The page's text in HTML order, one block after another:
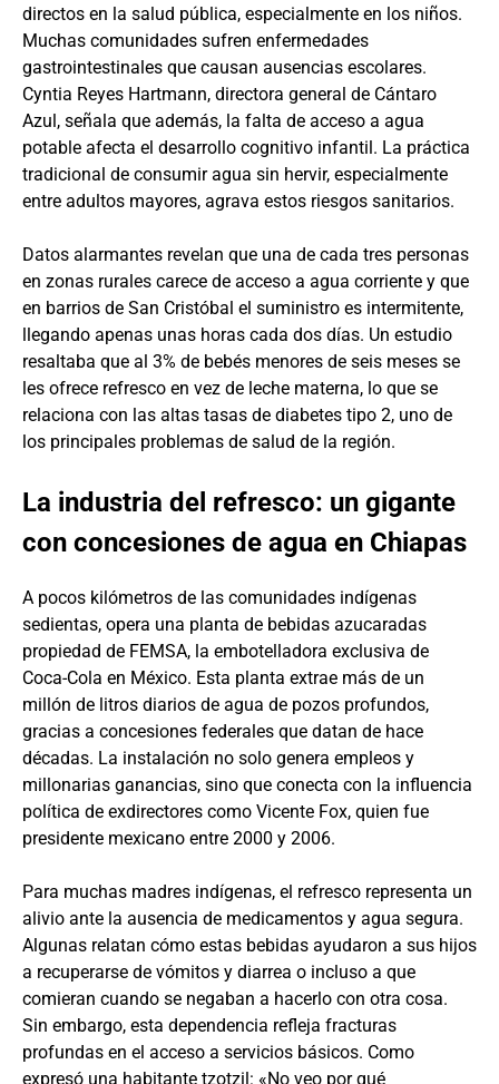
directos en la salud pública, especialmente en los niños.
Muchas comunidades sufren enfermedades
gastrointestinales que causan ausencias escolares.
Cyntia Reyes Hartmann, directora general de Cántaro
Azul, señala que además, la falta de acceso a agua
potable afecta el desarrollo cognitivo infantil. La práctica
tradicional de consumir agua sin hervir, especialmente
entre adultos mayores, agrava estos riesgos sanitarios.
Datos alarmantes revelan que una de cada tres personas
en zonas rurales carece de acceso a agua corriente y que
en barrios de San Cristóbal el suministro es intermitente,
llegando apenas unas horas cada dos días. Un estudio
resaltaba que al 3% de bebés menores de seis meses se
les ofrece refresco en vez de leche materna, lo que se
relaciona con las altas tasas de diabetes tipo 2, uno de
los principales problemas de salud de la región.
La industria del refresco: un gigante
con concesiones de agua en Chiapas
A pocos kilómetros de las comunidades indígenas
sedientas, opera una planta de bebidas azucaradas
propiedad de FEMSA, la embotelladora exclusiva de
Coca-Cola en México. Esta planta extrae más de un
millón de litros diarios de agua de pozos profundos,
gracias a concesiones federales que datan de hace
décadas. La instalación no solo genera empleos y
millonarias ganancias, sino que conecta con la influencia
política de exdirectores como Vicente Fox, quien fue
presidente mexicano entre 2000 y 2006.
Para muchas madres indígenas, el refresco representa un
alivio ante la ausencia de medicamentos y agua segura.
Algunas relatan cómo estas bebidas ayudaron a sus hijos
a recuperarse de vómitos y diarrea o incluso a que
comieran cuando se negaban a hacerlo con otra cosa.
Sin embargo, esta dependencia refleja fracturas
profundas en el acceso a servicios básicos. Como
expresó una habitante tzotzil: «No veo por qué